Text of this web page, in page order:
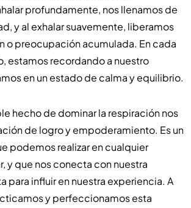
profundamente, nos llenamos de
y al exhalar suavemente, liberamos
o preocupación acumulada. En cada
estamos recordando a nuestro
en un estado de calma y equilibrio.
hecho de dominar la respiración nos
de logro y empoderamiento. Es un
podemos realizar en cualquier
y que nos conecta con nuestra
para influir en nuestra experiencia. A
y perfeccionamos esta